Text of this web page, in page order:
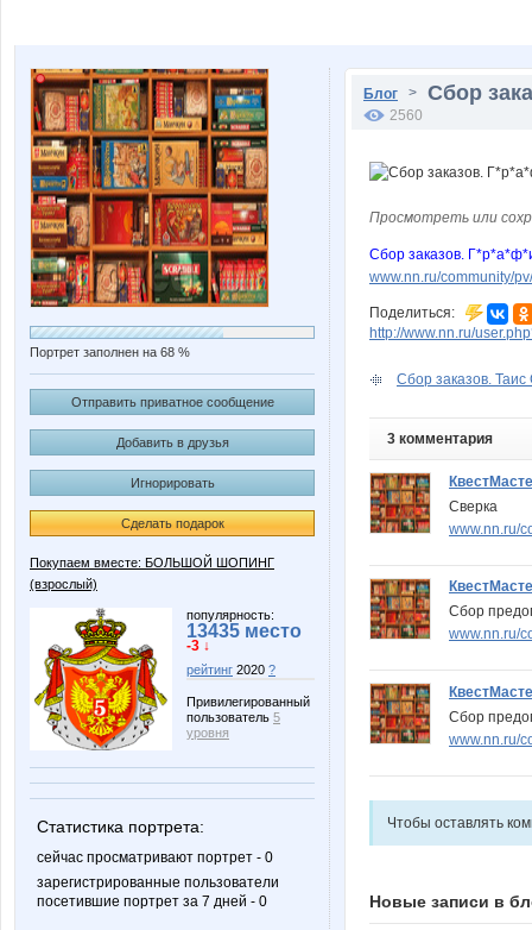
Портрет заполнен на 68 %
Отправить приватное сообщение
Добавить в друзья
Игнорировать
Сделать подарок
Покупаем вместе: БОЛЬШОЙ ШОПИНГ
(взрослый)
популярность:
13435 место
-3 ↓
рейтинг 2020 ?
Привилегированный
пользователь 5
уровня
Статистика портрета:
сейчас просматривают портрет - 0
зарегистрированные пользователи
посетившие портрет за 7 дней - 0
Блог > Сбор
2560
Просмотреть или
Сбор заказов.
www.nn.ru/community/
Поделиться:
http://www.nn.ru/
Сбор заказов.
3 комментария
Сверка
www.nn.ru/
Сбор
www.nn.ru/
Сбор
www.nn.ru/
Чтобы оставлять
Новые записи в